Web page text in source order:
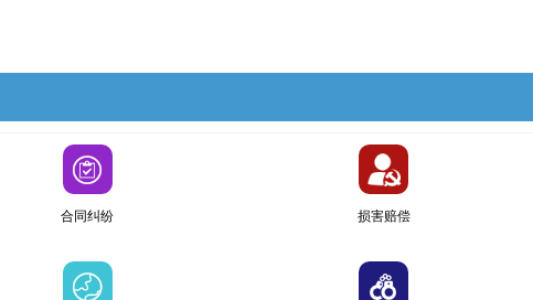
合同纠纷 损害赔偿